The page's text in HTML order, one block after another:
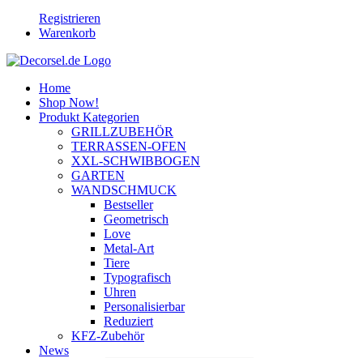
Registrieren
Warenkorb
Home
Shop Now!
Produkt Kategorien
GRILLZUBEHÖR
TERRASSEN-OFEN
XXL-SCHWIBBOGEN
GARTEN
WANDSCHMUCK
Bestseller
Geometrisch
Love
Metal-Art
Tiere
Typografisch
Uhren
Personalisierbar
Reduziert
KFZ-Zubehör
News